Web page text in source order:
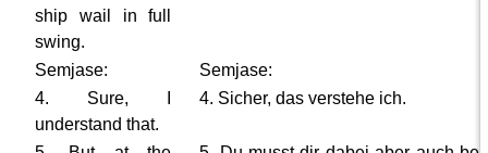
ship wail in full
swing.
Semjase:
Semjase:
4. Sure, I
understand that.
4. Sicher, das verstehe ich.